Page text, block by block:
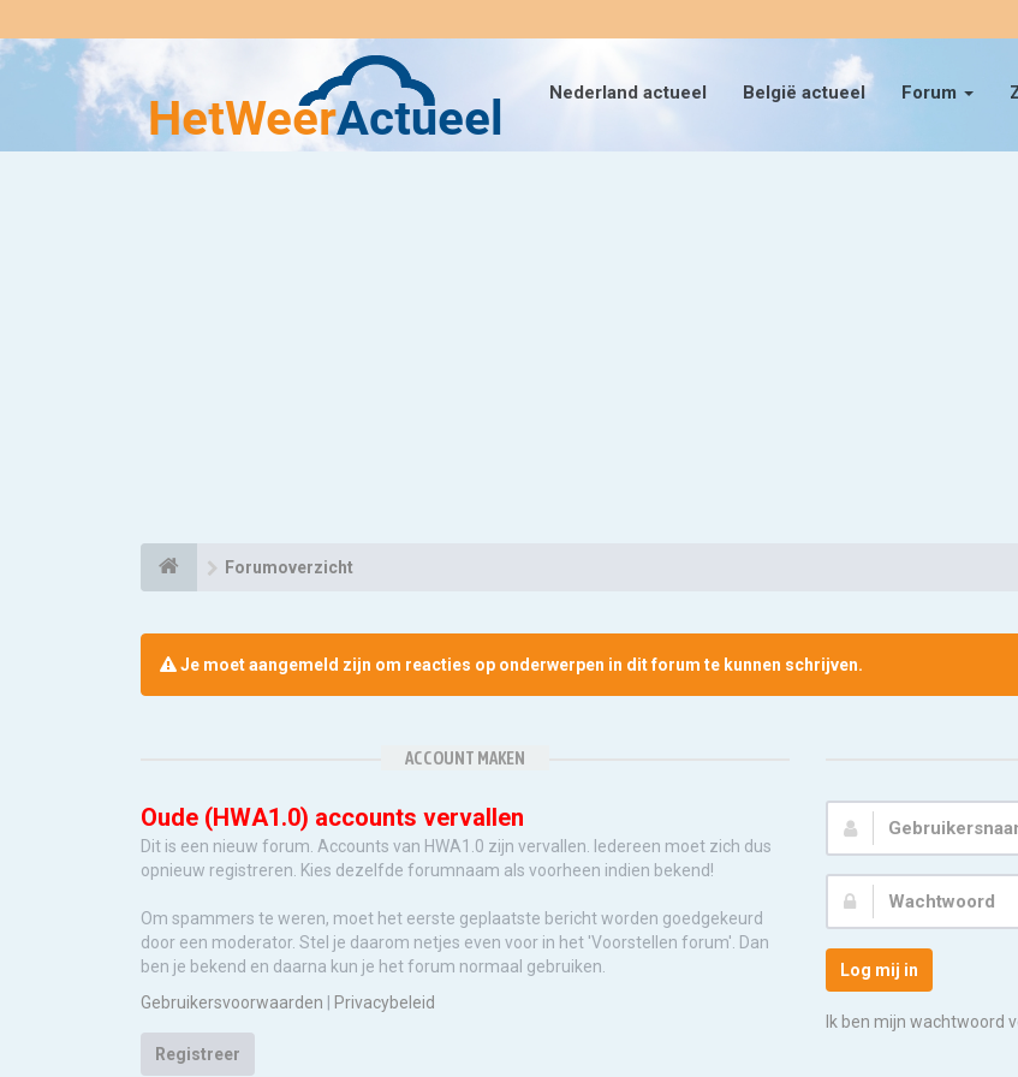
Nederland actueel België actueel Forum
Forumoverzicht
Je moet aangemeld zijn om reacties op onderwerpen in dit forum te kunnen schrijven.
ACCOUNT MAKEN
Oude (HWA1.0) accounts vervallen
Dit is een nieuw forum. Accounts van HWA1.0 zijn vervallen. Iedereen moet zich dus
opnieuw registreren. Kies dezelfde forumnaam als voorheen indien bekend!
Om spammers te weren, moet het eerste geplaatste bericht worden goedgekeurd
door een moderator. Stel je daarom netjes even voor in het 'Voorstellen forum'. Dan
ben je bekend en daarna kun je het forum normaal gebruiken.
Gebruikersvoorwaarden
Privacybeleid
Registreer
Gebruikersnaam:
Wachtwoord:
Log mij in
Ik ben mijn wachtwoord